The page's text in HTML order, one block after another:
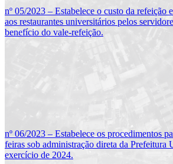
nº 05/2023 – Estabelece o custo da refeição
aos restaurantes universitários pelos
benefício do vale-refeição.
nº 06/2023 – Estabelece os procedimentos
feiras sob administração direta da Prefeitura
exercício de 2024.